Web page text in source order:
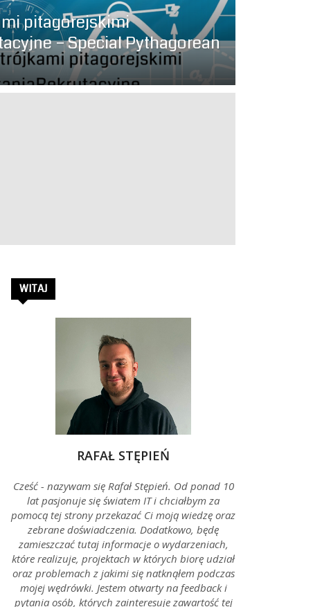
pitagorejskimi
– Special Pythagorean
WITAJ
RAFAŁ STĘPIEŃ
Cześć - nazywam się Rafał Stępień. Od ponad 10
lat pasjonuje się światem IT i chciałbym za
pomocą tej strony przekazać Ci moją wiedzę oraz
zebrane doświadczenia. Dodatkowo, będę
zamieszczać tutaj informacje o wydarzeniach,
które realizuje, projektach w których biorę udział
oraz problemach z jakimi się natknąłem podczas
mojej wędrówki. Jestem otwarty na feedback i
pytania osób, których zainteresuje zawartość tej